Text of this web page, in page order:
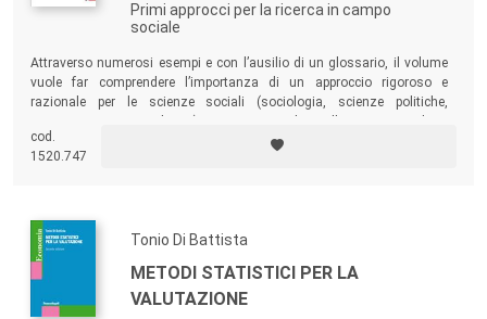
Primi approcci per la ricerca in campo
sociale
Attraverso numerosi esempi e con l’ausilio di un glossario, il volume
vuole far comprendere l’importanza di un approccio rigoroso e
razionale per le scienze sociali (sociologia, scienze politiche,
orientamento logico-matematico, i paradigmi epistemologici delle
scienze umane (pedagogia, filosofia, psicologia).
cod.
1520.747
Tonio Di Battista
METODI STATISTICI PER LA
VALUTAZIONE